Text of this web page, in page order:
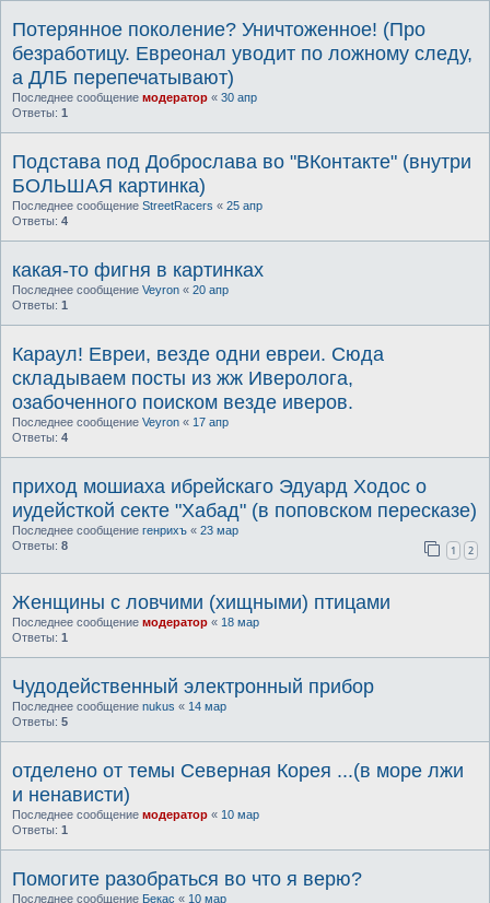
Потерянное поколение? Уничтоженное! (Про
безработицу. Евреонал уводит по ложному следу,
а ДЛБ перепечатывают)
Последнее сообщение модератор « 30 апр
Ответы: 1
Подстава под Доброслава во "ВКонтакте" (внутри
БОЛЬШАЯ картинка)
Последнее сообщение StreetRacers « 25 апр
Ответы: 4
какая-то фигня в картинках
Последнее сообщение Veyron « 20 апр
Ответы: 1
Караул! Евреи, везде одни евреи. Сюда
складываем посты из жж Иверолога,
озабоченного поиском везде иверов.
Последнее сообщение Veyron « 17 апр
Ответы: 4
приход мошиаха ибрейскаго Эдуард Ходос о
иудейсткой секте "Хабад" (в поповском пересказе)
Последнее сообщение генрихъ « 23 мар
Ответы: 8 1 2
Женщины с ловчими (хищными) птицами
Последнее сообщение модератор « 18 мар
Ответы: 1
Чудодейственный электронный прибор
Последнее сообщение nukus « 14 мар
Ответы: 5
отделено от темы Северная Корея ...(в море лжи
и ненависти)
Последнее сообщение модератор « 10 мар
Ответы: 1
Помогите разобраться во что я верю?
Последнее сообщение Бекас « 10 мар